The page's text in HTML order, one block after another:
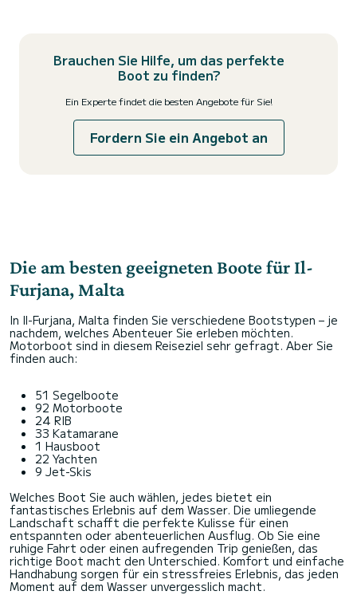
Brauchen Sie Hilfe, um das perfekte
Boot zu finden?
Ein Experte findet die besten Angebote für Sie!
Fordern Sie ein Angebot an
Die am besten geeigneten Boote für Il-
Furjana, Malta
In Il-Furjana, Malta finden Sie verschiedene Bootstypen – je
nachdem, welches Abenteuer Sie erleben möchten.
Motorboot sind in diesem Reiseziel sehr gefragt. Aber Sie
finden auch:
51 Segelboote
92 Motorboote
24 RIB
33 Katamarane
1 Hausboot
22 Yachten
9 Jet-Skis
Welches Boot Sie auch wählen, jedes bietet ein
fantastisches Erlebnis auf dem Wasser. Die umliegende
Landschaft schafft die perfekte Kulisse für einen
entspannten oder abenteuerlichen Ausflug. Ob Sie eine
ruhige Fahrt oder einen aufregenden Trip genießen, das
richtige Boot macht den Unterschied. Komfort und einfache
Handhabung sorgen für ein stressfreies Erlebnis, das jeden
Moment auf dem Wasser unvergesslich macht.